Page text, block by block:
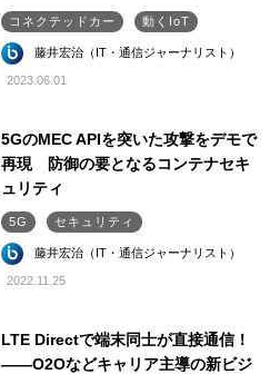
コネクテッドカー 動くIoT
藤井宏治（IT・通信ジャーナリスト）
2023.06.01
5GのMEC APIを突いた攻撃をデモで
再現 防御の要となるコンテナセキ
ュリティ
5G セキュリティ
藤井宏治（IT・通信ジャーナリスト）
2022.11.25
LTE Directで端末同士が直接通信！
――O2Oなどキャリア主導の新ビジ